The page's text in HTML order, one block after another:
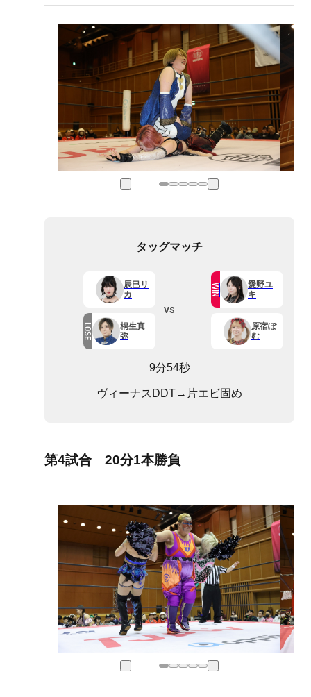
タッグマッチ
辰巳リ
カ
LOSE
桐生真
弥
VS
WIN
愛野ユ
キ
原宿ぽ
む
9分54秒
ヴィーナスDDT→片エビ固め
第4試合 20分1本勝負